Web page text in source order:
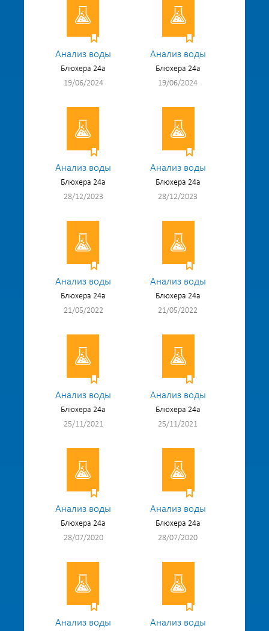
Анализ воды
Блюхера 24а
19/06/2024
Анализ воды
Блюхера 24а
19/06/2024
Анализ воды
Блюхера 24а
28/12/2023
Анализ воды
Блюхера 24а
28/12/2023
Анализ воды
Блюхера 24а
21/05/2022
Анализ воды
Блюхера 24а
21/05/2022
Анализ воды
Блюхера 24а
25/11/2021
Анализ воды
Блюхера 24а
25/11/2021
Анализ воды
Блюхера 24а
28/07/2020
Анализ воды
Блюхера 24а
28/07/2020
Анализ воды Анализ воды